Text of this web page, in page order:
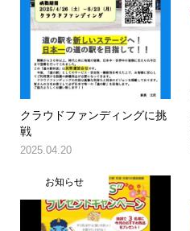
クラウドファンディングに挑
戦
2025.04.20
お知らせ